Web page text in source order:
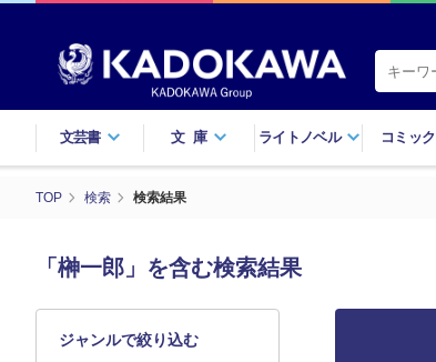
文芸書 文庫 ライトノベル コミック
TOP 検索 検索結果
「榊一郎」を含む検索結果
ジャンルで絞り込む